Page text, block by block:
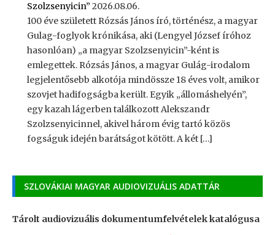
Szolzsenyicin” 2026.08.06.
100 éve született Rózsás János író, történész, a magyar
Gulag-foglyok krónikása, aki (Lengyel József íróhoz
hasonlóan) „a magyar Szolzsenyicin”-ként is
emlegettek. Rózsás János, a magyar Gulág-irodalom
legjelentősebb alkotója mindössze 18 éves volt, amikor
szovjet hadifogságba került. Egyik „állomáshelyén”,
egy kazah lágerben találkozott Alekszandr
Szolzsenyicinnel, akivel három évig tartó közös
fogságuk idején barátságot kötött. A két […]
SZLOVÁKIAI MAGYAR AUDIOVIZUÁLIS ADATTÁR
Tárolt audiovizuális dokumentumfelvételek katalógusa